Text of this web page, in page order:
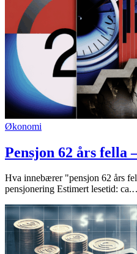
Økonomi
Pensjon 62 års fella
Hva innebærer "pensjon 62 års
pensjonering Estimert lesetid: